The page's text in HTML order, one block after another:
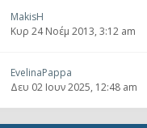
MakisH
Κυρ 24 Νοέμ 2013, 3:12 am
EvelinaPappa
Δευ 02 Ιουν 2025, 12:48 am